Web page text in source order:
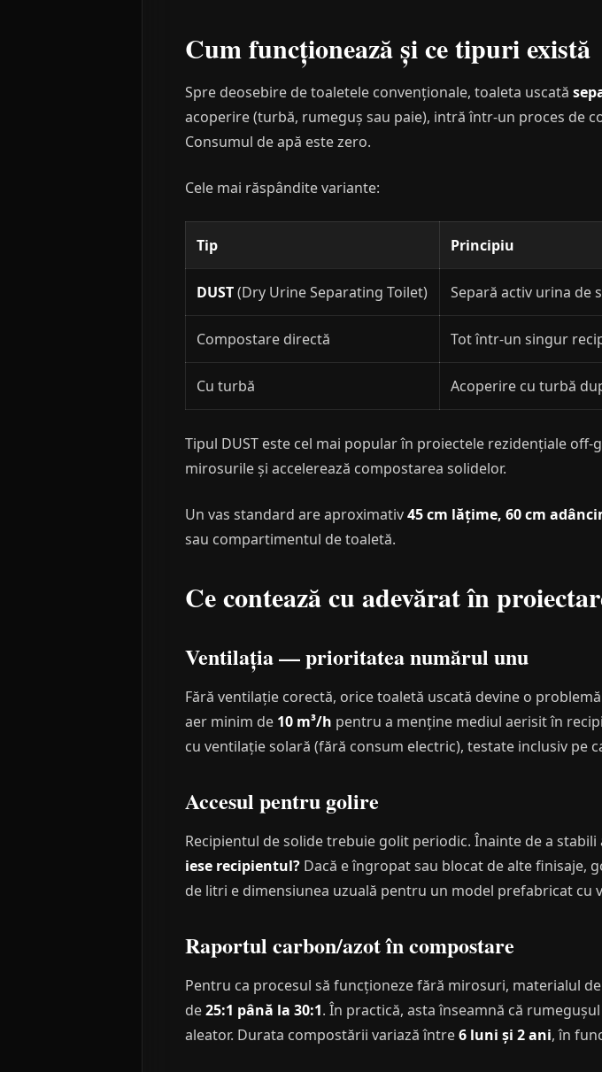
Cum funcționează și ce tipuri există
Spre deosebire de toaletele convenționale, toaleta uscată
acoperire (turbă, rumeguș sau paie), intră într-un proces de
Consumul de apă este zero.
Cele mai răspândite variante:
Tip Principiu
DUST(Dry Urine Separating Toilet) Separă activ urina de
Compostare directă Tot într-un singur
Cu turbă Acoperire cu turbă
Tipul DUST este cel mai popular în proiectele rezidențiale
mirosurile și accelerează compostarea solidelor.
Un vas standard are aproximativ45 cm lățime, 60 cm
sau compartimentul de toaletă.
Ce contează cu adevărat în
Ventilația — prioritatea numărul unu
Fără ventilație corectă, orice toaletă uscată devine o
aer minim de 10 m³/h pentru a menține mediul aerisit în
cu ventilație solară (fără consum electric), testate inclusiv pe
Accesul pentru golire
Recipientul de solide trebuie golit periodic. Înainte de a
iese recipientul? Dacă e îngropat sau blocat de alte finisaje,
de litri e dimensiunea uzuală pentru un model prefabricat cu
Raportul carbon/azot în compostare
Pentru ca procesul să funcționeze fără mirosuri, materialul
de25:1 până la 30:1. În practică, asta înseamnă că
aleator. Durata compostării variază între6 luni și 2 ani, în